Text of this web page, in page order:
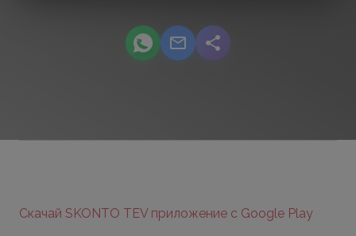
podcast.share-title WhatsApp
podcast.share-title Email
podcast.share-title
Скачай SKONTO TEV приложение с Google Play